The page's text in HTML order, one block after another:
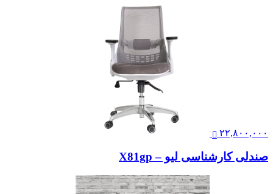
۲۲,۸۰۰,۰۰۰
صندلی کارشناسی لیو – X81gp